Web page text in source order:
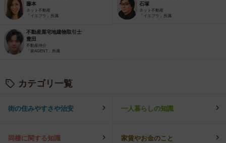
藤本
ネット不動産
「イエプラ」所属
石塚
ネット不動産
「イエプラ」所属
不動産屋宅地建物取引士
豊田
不動産仲介
「家AGENT」所属
カテゴリ一覧
街の住みやすさや治安 一人暮らしの知識
同棲に関する知識 家賃やお金のこと